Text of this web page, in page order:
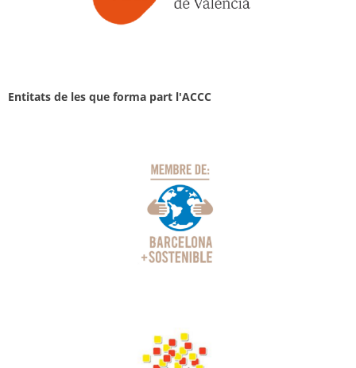
Entitats de les que forma part l'ACCC